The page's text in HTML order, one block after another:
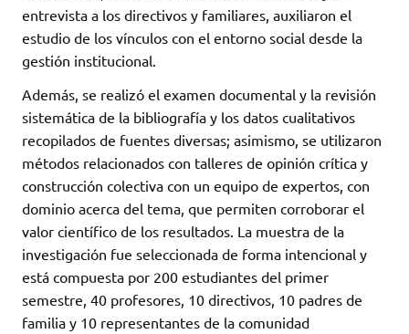
entrevista a los directivos y familiares, auxiliaron el
estudio de los vínculos con el entorno social desde la
gestión institucional.
Además, se realizó el examen documental y la revisión
sistemática de la bibliografía y los datos cualitativos
recopilados de fuentes diversas; asimismo, se utilizaron
métodos relacionados con talleres de opinión crítica y
construcción colectiva con un equipo de expertos, con
dominio acerca del tema, que permiten corroborar el
valor científico de los resultados. La muestra de la
investigación fue seleccionada de forma intencional y
está compuesta por 200 estudiantes del primer
semestre, 40 profesores, 10 directivos, 10 padres de
familia y 10 representantes de la comunidad